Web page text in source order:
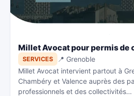
Millet Avocat pour permis de
SERVICES
📍 Grenoble
Millet Avocat intervient partout à
Chambéry et Valence auprès des
professionnels et des collectivités…